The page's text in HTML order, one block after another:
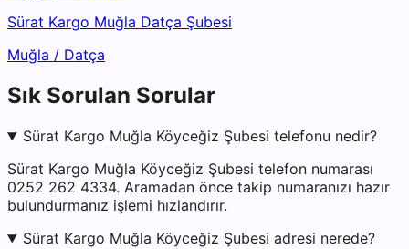
Sürat Kargo Muğla Datça Şubesi
Muğla / Datça
Sık Sorulan Sorular
Sürat Kargo Muğla Köyceğiz Şubesi telefonu nedir?
Sürat Kargo Muğla Köyceğiz Şubesi telefon numarası
0252 262 4334. Aramadan önce takip numaranızı hazır
bulundurmanız işlemi hızlandırır.
Sürat Kargo Muğla Köyceğiz Şubesi adresi nerede?